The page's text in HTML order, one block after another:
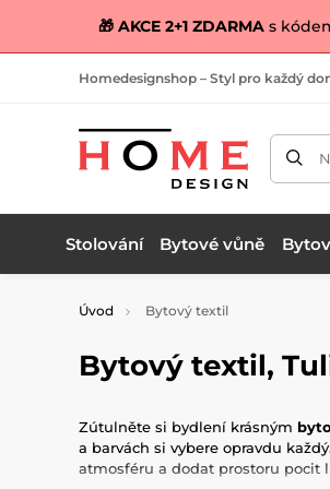
🎁 AKCE 2+1 ZDARMAs
Homedesignshop – Styl pro každý
Stolování Bytové vůně
Úvod Bytový textil
Bytový textil,
Zútulněte si bydlení krásným
a barvách si vybere opravdu
atmosféru a dodat prostoru pocit